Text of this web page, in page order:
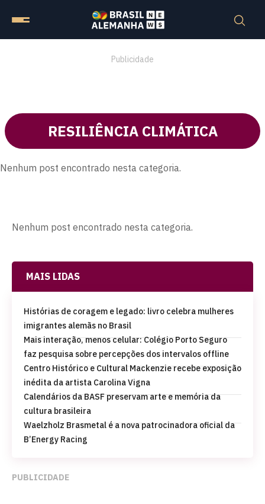
Publicidade
RESILIÊNCIA CLIMÁTICA
Nenhum post encontrado nesta categoria.
Nenhum post encontrado nesta categoria.
MAIS LIDAS
Histórias de coragem e legado: livro celebra mulheres
imigrantes alemãs no Brasil
Mais interação, menos celular: Colégio Porto Seguro
faz pesquisa sobre percepções dos intervalos offline
Centro Histórico e Cultural Mackenzie recebe exposição
inédita da artista Carolina Vigna
Calendários da BASF preservam arte e memória da
cultura brasileira
Waelzholz Brasmetal é a nova patrocinadora oficial da
B’Energy Racing
PUBLICIDADE